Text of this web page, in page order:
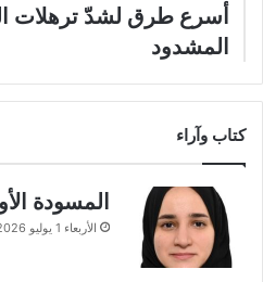
أسرع طرق لشدّ ترهلات
المشدود
كتاب وآراء
المسودة
الأربعاء 1 يوليو 2026 الساعة 10:07 م